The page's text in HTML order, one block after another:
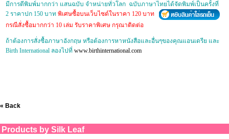
มีการตีพิมพ์มากกว่า แสนฉบับ จำหน่ายทั่วโลก ฉบับภาษาไทยได้จัดพิมพ์เป็นครั้งที่
2 ราคาปก 150 บาทพิเศษซื้อบนเว็บไซด์ในราคา 120 บาท
กรณีสั่งซื้อมากกว่า 10 เล่ม รับราคาพิเศษ กรุณาติดต่อ
ถ้าต้องการสั่งซื้อภาษาอังกฤษ หรือต้องการหาหนังสือและอื่นๆของคุณแอนเดรีย และ
Birth International ลองไปที่www.birthinternational.com
« Back
Products by Silk Leaf